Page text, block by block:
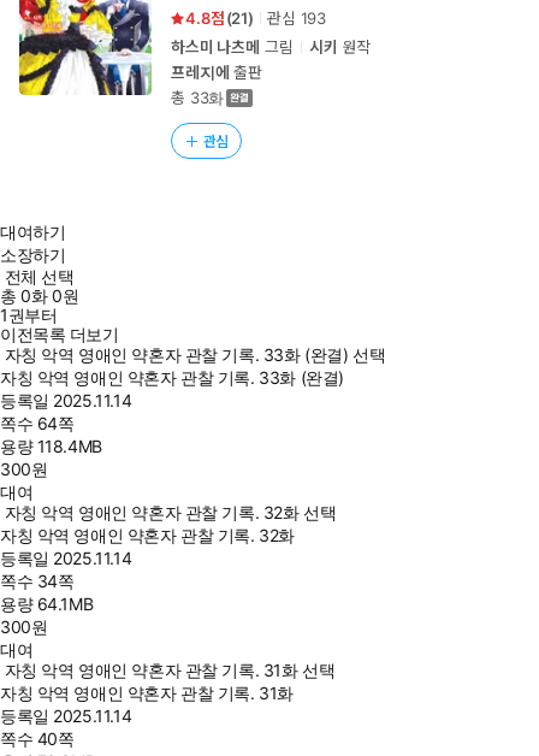
4.8 (21) 관심 193
하스미 나츠메 그림 시키 원작
프레지에 출판
총 33화
관심
대여하기
소장하기
전체 선택
총0화0원
1권부터
이전목록 더보기
자칭 악역 영애인 약혼자 관찰 기록. 33화 (완결) 선택
자칭 악역 영애인 약혼자 관찰 기록. 33화 (완결)
등록일 2025.11.14
쪽수 64쪽
용량118.4MB
300원
대여
자칭 악역 영애인 약혼자 관찰 기록. 32화 선택
자칭 악역 영애인 약혼자 관찰 기록. 32화
등록일 2025.11.14
쪽수 34쪽
용량 64.1MB
300원
대여
자칭 악역 영애인 약혼자 관찰 기록. 31화 선택
자칭 악역 영애인 약혼자 관찰 기록. 31화
등록일 2025.11.14
쪽수 40쪽